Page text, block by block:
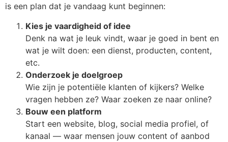
is een plan dat je vandaag kunt beginnen:
Kies je vaardigheid of idee
Denk na wat je leuk vindt, waar je goed in bent en
wat je wilt doen: een dienst, producten, content,
etc.
Onderzoek je doelgroep
Wie zijn je potentiële klanten of kijkers? Welke
vragen hebben ze? Waar zoeken ze naar online?
Bouw een platform
Start een website, blog, social media profiel, of
kanaal — waar mensen jouw content of aanbod